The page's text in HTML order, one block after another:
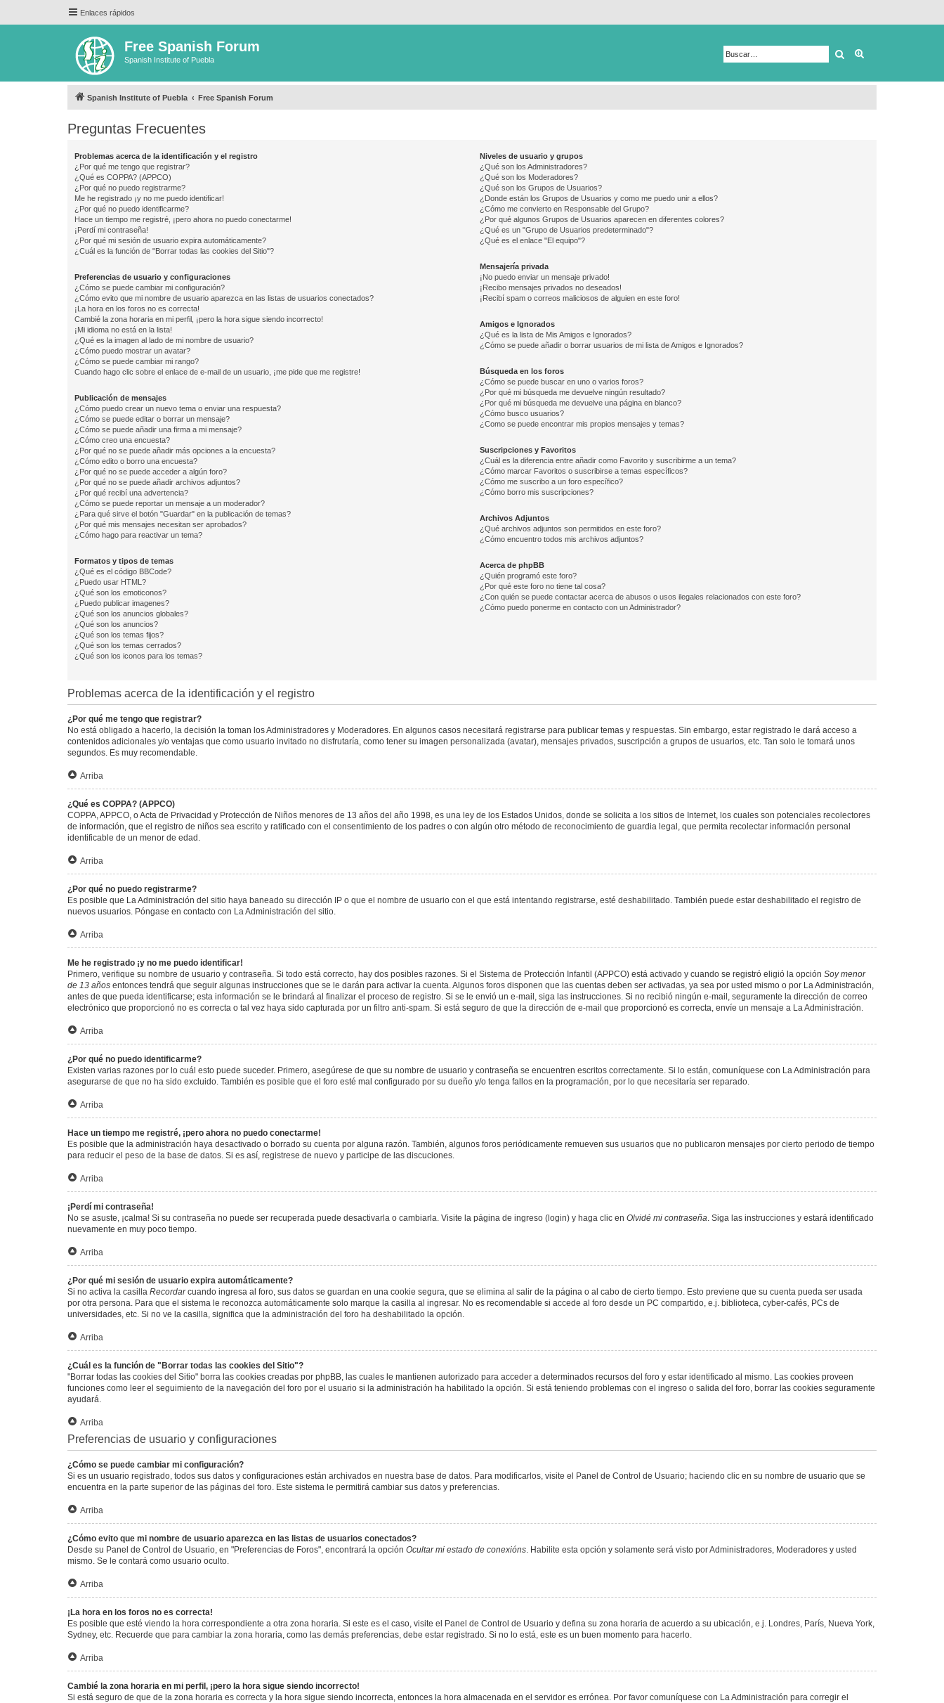
Enlaces rápidos
Free Spanish Forum
Spanish Institute of Puebla Buscar
Spanish Institute of Puebla Free Spanish Forum
Preguntas Frecuentes
Problemas acerca de la identificación y el registro
¿Por qué me tengo que registrar?
¿Qué es COPPA? (APPCO)
¿Por qué no puedo registrarme?
Me he registrado ¡y no me puedo identificar!
¿Por qué no puedo identificarme?
Hace un tiempo me registré, ¡pero ahora no puedo conectarme!
¡Perdí mi contraseña!
¿Por qué mi sesión de usuario expira automáticamente?
¿Cuál es la función de "Borrar todas las cookies del Sitio"?
Preferencias de usuario y configuraciones
¿Cómo se puede cambiar mi configuración?
¿Cómo evito que mi nombre de usuario aparezca en las listas de usuarios conectados?
¡La hora en los foros no es correcta!
Cambié la zona horaria en mi perfil, ¡pero la hora sigue siendo incorrecto!
¡Mi idioma no está en la lista!
¿Qué es la imagen al lado de mi nombre de usuario?
¿Cómo puedo mostrar un avatar?
¿Cómo se puede cambiar mi rango?
Cuando hago clic sobre el enlace de e-mail de un usuario, ¡me pide que me registre!
Publicación de mensajes
¿Cómo puedo crear un nuevo tema o enviar una respuesta?
¿Cómo se puede editar o borrar un mensaje?
¿Cómo se puede añadir una firma a mi mensaje?
¿Cómo creo una encuesta?
¿Por qué no se puede añadir más opciones a la encuesta?
¿Cómo edito o borro una encuesta?
¿Por qué no se puede acceder a algún foro?
¿Por qué no se puede añadir archivos adjuntos?
¿Por qué recibí una advertencia?
¿Cómo se puede reportar un mensaje a un moderador?
¿Para qué sirve el botón "Guardar" en la publicación de temas?
¿Por qué mis mensajes necesitan ser aprobados?
¿Cómo hago para reactivar un tema?
Formatos y tipos de temas
¿Qué es el código BBCode?
¿Puedo usar HTML?
¿Qué son los emoticonos?
¿Puedo publicar imagenes?
¿Qué son los anuncios globales?
¿Qué son los anuncios?
¿Qué son los temas fijos?
¿Qué son los temas cerrados?
¿Qué son los iconos para los temas?
Niveles de usuario y grupos
¿Qué son los Administradores?
¿Qué son los Moderadores?
¿Qué son los Grupos de Usuarios?
¿Donde están los Grupos de Usuarios y como me puedo unir a ellos?
¿Cómo me convierto en Responsable del Grupo?
¿Por qué algunos Grupos de Usuarios aparecen en diferentes colores?
¿Qué es un "Grupo de Usuarios predeterminado"?
¿Qué es el enlace "El equipo"?
Mensajería privada
¡No puedo enviar un mensaje privado!
¡Recibo mensajes privados no deseados!
¡Recibí spam o correos maliciosos de alguien en este foro!
Amigos e Ignorados
¿Qué es la lista de Mis Amigos e Ignorados?
¿Cómo se puede añadir o borrar usuarios de mi lista de Amigos e Ignorados?
Búsqueda en los foros
¿Cómo se puede buscar en uno o varios foros?
¿Por qué mi búsqueda me devuelve ningún resultado?
¿Por qué mi búsqueda me devuelve una página en blanco?
¿Cómo busco usuarios?
¿Como se puede encontrar mis propios mensajes y temas?
Suscripciones y Favoritos
¿Cuál es la diferencia entre añadir como Favorito y suscribirme a un tema?
¿Cómo marcar Favoritos o suscribirse a temas específicos?
¿Cómo me suscribo a un foro específico?
¿Cómo borro mis suscripciones?
Archivos Adjuntos
¿Qué archivos adjuntos son permitidos en este foro?
¿Cómo encuentro todos mis archivos adjuntos?
Acerca de phpBB
¿Quién programó este foro?
¿Por qué este foro no tiene tal cosa?
¿Con quién se puede contactar acerca de abusos o usos ilegales relacionados con este foro?
¿Cómo puedo ponerme en contacto con un Administrador?
Problemas acerca de la identificación y el registro
¿Por qué me tengo que registrar?
No está obligado a hacerlo, la decisión la toman los Administradores y Moderadores. En algunos casos necesitará registrarse para publicar temas y respuestas. Sin embargo, estar registrado le dará acceso a
contenidos adicionales y/o ventajas que como usuario invitado no disfrutaría, como tener su imagen personalizada (avatar), mensajes privados, suscripción a grupos de usuarios, etc. Tan solo le tomará unos
segundos. Es muy recomendable.
Arriba
¿Qué es COPPA? (APPCO)
COPPA, APPCO, o Acta de Privacidad y Protección de Niños menores de 13 años del año 1998, es una ley de los Estados Unidos, donde se solicita a los sitios de Internet, los cuales son potenciales recolectores
de información, que el registro de niños sea escrito y ratificado con el consentimiento de los padres o con algún otro método de reconocimiento de guardia legal, que permita recolectar información personal
identificable de un menor de edad.
Arriba
¿Por qué no puedo registrarme?
Es posible que La Administración del sitio haya baneado su dirección IP o que el nombre de usuario con el que está intentando registrarse, esté deshabilitado. También puede estar deshabilitado el registro de
nuevos usuarios. Póngase en contacto con La Administración del sitio.
Arriba
Me he registrado ¡y no me puedo identificar!
Primero, verifique su nombre de usuario y contraseña. Si todo está correcto, hay dos posibles razones. Si el Sistema de Protección Infantil (APPCO) está activado y cuando se registró eligió la opción Soy menor
de 13 años entonces tendrá que seguir algunas instrucciones que se le darán para activar la cuenta. Algunos foros disponen que las cuentas deben ser activadas, ya sea por usted mismo o por La Administración,
antes de que pueda identificarse; esta información se le brindará al finalizar el proceso de registro. Si se le envió un e-mail, siga las instrucciones. Si no recibió ningún e-mail, seguramente la dirección de correo
electrónico que proporcionó no es correcta o tal vez haya sido capturada por un filtro anti-spam. Si está seguro de que la dirección de e-mail que proporcionó es correcta, envíe un mensaje a La Administración.
Arriba
¿Por qué no puedo identificarme?
Existen varias razones por lo cuál esto puede suceder. Primero, asegúrese de que su nombre de usuario y contraseña se encuentren escritos correctamente. Si lo están, comuníquese con La Administración para
asegurarse de que no ha sido excluido. También es posible que el foro esté mal configurado por su dueño y/o tenga fallos en la programación, por lo que necesitaría ser reparado.
Arriba
Hace un tiempo me registré, ¡pero ahora no puedo conectarme!
Es posible que la administración haya desactivado o borrado su cuenta por alguna razón. También, algunos foros periódicamente remueven sus usuarios que no publicaron mensajes por cierto periodo de tiempo
para reducir el peso de la base de datos. Si es así, registrese de nuevo y participe de las discuciones.
Arriba
¡Perdí mi contraseña!
No se asuste, ¡calma! Si su contraseña no puede ser recuperada puede desactivarla o cambiarla. Visite la página de ingreso (login) y haga clic en Olvidé mi contraseña. Siga las instrucciones y estará identificado
nuevamente en muy poco tiempo.
Arriba
¿Por qué mi sesión de usuario expira automáticamente?
Si no activa la casilla Recordarcuando ingresa al foro, sus datos se guardan en una cookie segura, que se elimina al salir de la página o al cabo de cierto tiempo. Esto previene que su cuenta pueda ser usada
por otra persona. Para que el sistema le reconozca automáticamente solo marque la casilla al ingresar. No es recomendable si accede al foro desde un PC compartido, e.j. biblioteca, cyber-cafés, PCs de
universidades, etc. Si no ve la casilla, significa que la administración del foro ha deshabilitado la opción.
Arriba
¿Cuál es la función de "Borrar todas las cookies del Sitio"?
"Borrar todas las cookies del Sitio" borra las cookies creadas por phpBB, las cuales le mantienen autorizado para acceder a determinados recursos del foro y estar identificado al mismo. Las cookies proveen
funciones como leer el seguimiento de la navegación del foro por el usuario si la administración ha habilitado la opción. Si está teniendo problemas con el ingreso o salida del foro, borrar las cookies seguramente
ayudará.
Arriba
Preferencias de usuario y configuraciones
¿Cómo se puede cambiar mi configuración?
Si es un usuario registrado, todos sus datos y configuraciones están archivados en nuestra base de datos. Para modificarlos, visite el Panel de Control de Usuario; haciendo clic en su nombre de usuario que se
encuentra en la parte superior de las páginas del foro. Este sistema le permitirá cambiar sus datos y preferencias.
Arriba
¿Cómo evito que mi nombre de usuario aparezca en las listas de usuarios conectados?
Desde su Panel de Control de Usuario, en "Preferencias de Foros", encontrará la opción Ocultar mi estado de conexións. Habilite esta opción y solamente será visto por Administradores, Moderadores y usted
mismo. Se le contará como usuario oculto.
Arriba
¡La hora en los foros no es correcta!
Es posible que esté viendo la hora correspondiente a otra zona horaria. Si este es el caso, visite el Panel de Control de Usuario y defina su zona horaria de acuerdo a su ubicación, e.j. Londres, París, Nueva York,
Sydney, etc. Recuerde que para cambiar la zona horaria, como las demás preferencias, debe estar registrado. Si no lo está, este es un buen momento para hacerlo.
Arriba
Cambié la zona horaria en mi perfil, ¡pero la hora sigue siendo incorrecto!
Si está seguro de que de la zona horaria es correcta y la hora sigue siendo incorrecta, entonces la hora almacenada en el servidor es errónea. Por favor comuníquese con La Administración para corregir el